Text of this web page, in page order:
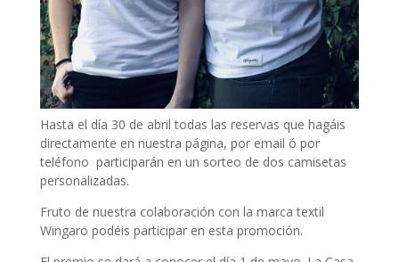
Hasta el día 30 de abril todas las reservas que hagáis
directamente en nuestra página, por email ó por
teléfono participarán en un sorteo de dos camisetas
personalizadas.
Fruto de nuestra colaboración con la marca textil
Wingaro podéis participar en esta promoción.